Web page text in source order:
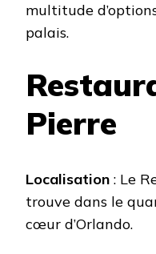
multitude
palais.
Pierre
Localisation : Le
trouve dans le
cœur d’Orlando.